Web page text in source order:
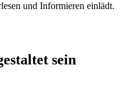
und Informieren einlädt.
sein